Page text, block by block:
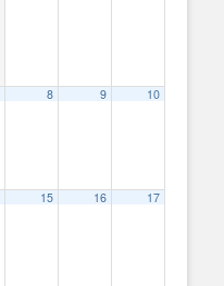
8 9 10
15 16 17